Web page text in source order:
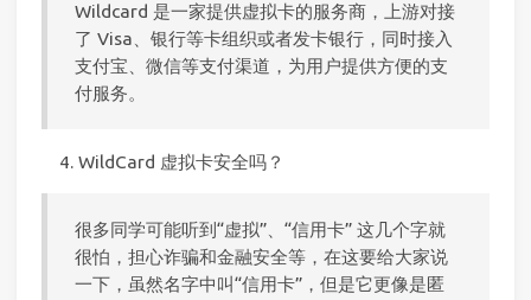
Wildcard 是一家提供虚拟卡的服务商，上游对接
了 Visa、银行等卡组织或者发卡银行，同时接入
支付宝、微信等支付渠道，为用户提供方便的支
付服务。
WildCard 虚拟卡安全吗？
很多同学可能听到“虚拟”、“信用卡” 这几个字就
很怕，担心诈骗和金融安全等，在这要给大家说
一下，虽然名字中叫“信用卡”，但是它更像是匿